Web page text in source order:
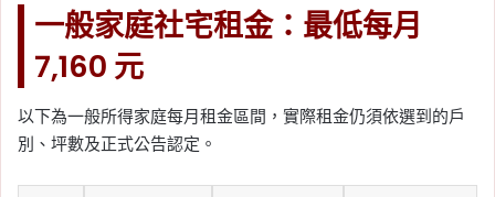
一般家庭社宅租金：最低每月
7,160 元
以下為一般所得家庭每月租金區間，實際租金仍須依選到的戶
別、坪數及正式公告認定。